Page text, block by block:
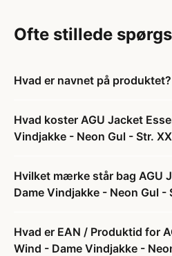
Ofte stillede
Hvad er navnet på produktet?
Hvad koster AGU Jacket
Vindjakke - Neon Gul - Str.
Hvilket mærke står bag AGU
Dame Vindjakke - Neon Gul -
Hvad er EAN / Produktid for
Wind - Dame Vindjakke -